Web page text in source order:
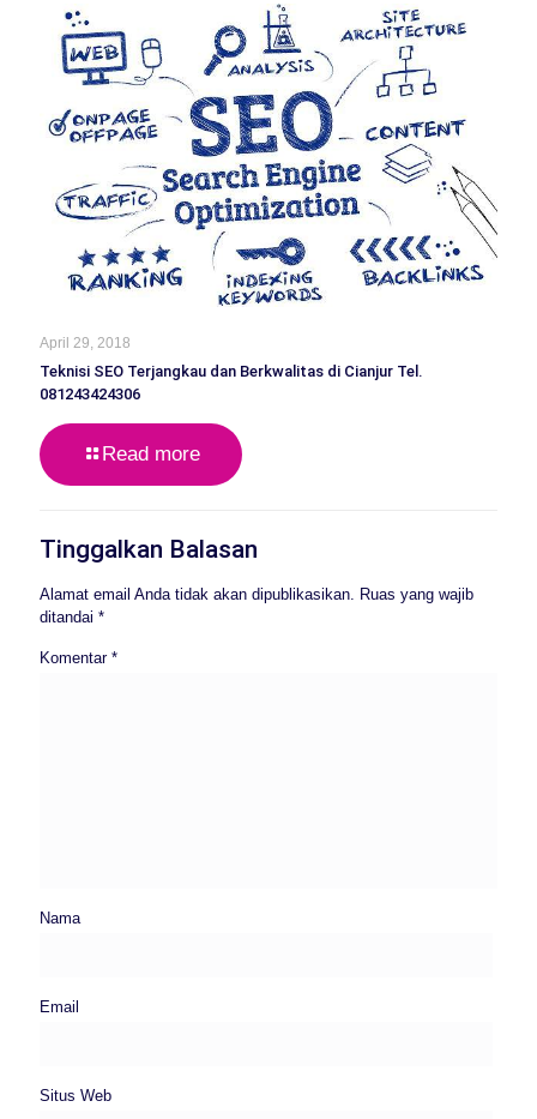
April 29, 2018
Teknisi SEO Terjangkau dan Berkwalitas di Cianjur Tel.
081243424306
Read more
Tinggalkan Balasan
Alamat email Anda tidak akan dipublikasikan. Ruas yang wajib
ditandai *
Komentar *
Nama
Email
Situs Web